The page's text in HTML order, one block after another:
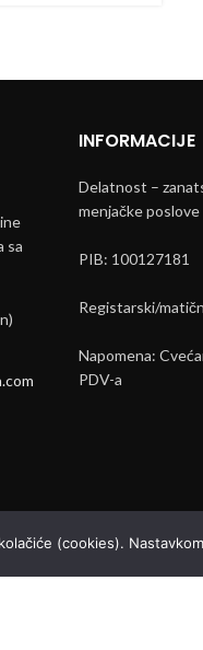
sa
INFORMACIJE
Delatnost –
menjačke poslove
PIB: 100127181
Registarski/
Napomena:
PDV-a
(cookies).